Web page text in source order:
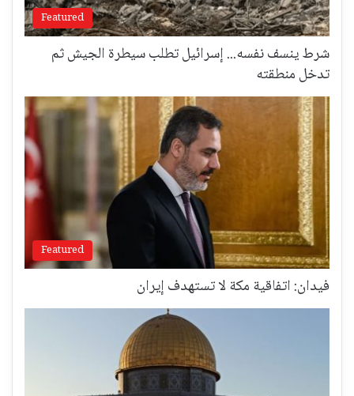
Featured
شرط ينسف نفسه... إسرائيل تطلب سيطرة الجيش ثم
تدخل منطقته
Featured
فيدان: اتفاقية مكة لا تستهدف إيران